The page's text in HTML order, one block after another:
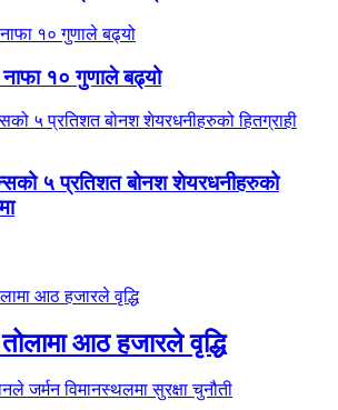
१० गुणाले बढ्यो
५ प्रतिशत बोनश शेयरधनीहरुको
आठ हजारले वृद्धि